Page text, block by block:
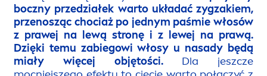
boczny przedziałek warto układać zygzakiem,
przenosząc chociaż po jednym paśmie włosów
z prawej na lewą stronę i z lewej na prawą.
Dzięki temu zabiegowi włosy u nasady będą
miały więcej objętości.Dla jeszcze